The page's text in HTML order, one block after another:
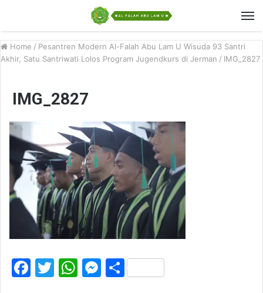
Home / Pesantren Modern Al-Falah Abu Lam U Wisuda 93 Santri
Akhir, Satu Santriwati Lolos Program Jugendkurs di Jerman / IMG_2827
IMG_2827
F
T
W M S